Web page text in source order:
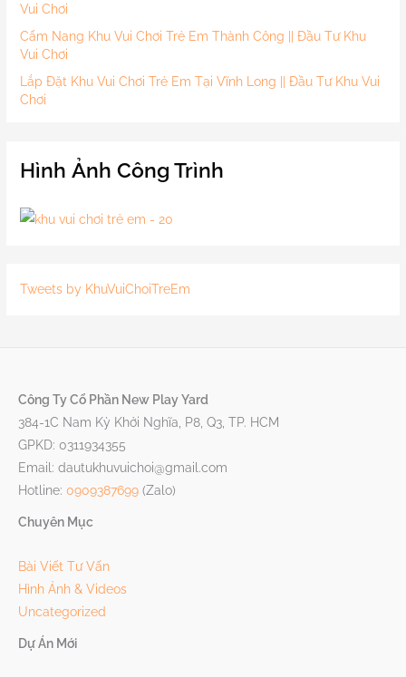
Vui Chơi
Cẩm Nang Khu Vui Chơi Trẻ Em Thành Công || Đầu Tư Khu
Vui Chơi
Lắp Đặt Khu Vui Chơi Trẻ Em Tại Vĩnh Long || Đầu Tư Khu Vui
Chơi
Hình Ảnh Công Trình
Tweets by KhuVuiChoiTreEm
Công Ty Cổ Phần New Play Yard
384-1C Nam Kỳ Khởi Nghĩa, P8, Q3, TP. HCM
GPKD: 0311934355
Email: dautukhuvuichoi@gmail.com
Hotline: 0909387699 (Zalo)
Chuyên Mục
Bài Viết Tư Vấn
Hình Ảnh & Videos
Uncategorized
Dự Án Mới